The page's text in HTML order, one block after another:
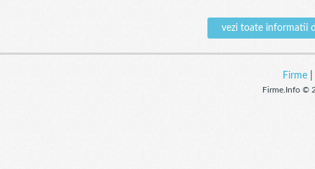
vezi toate informatii
Firme|
Firme.Info ©